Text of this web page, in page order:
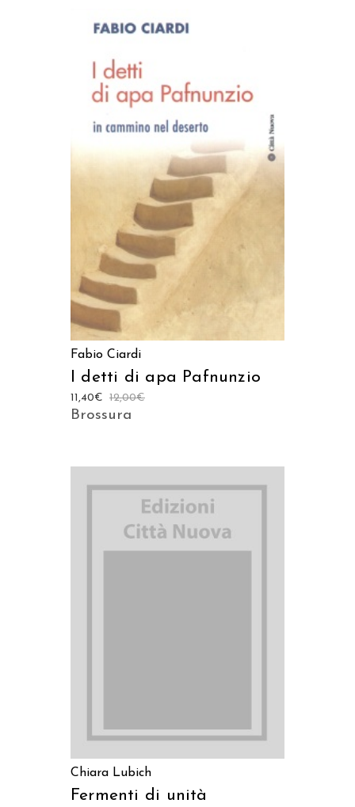
AGGIUNGI AL CARRELLO
Fabio Ciardi
I detti di apa Pafnunzio
12,00€
11,40€
Brossura
Chiara Lubich
Fermenti di unità